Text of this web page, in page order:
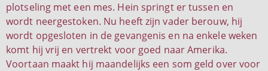
plotseling met een mes. Hein springt er tussen en
wordt neergestoken. Nu heeft zijn vader berouw, hij
wordt opgesloten in de gevangenis en na enkele weken
komt hij vrij en vertrekt voor goed naar Amerika.
Voortaan maakt hij maandelijks een som geld over voor